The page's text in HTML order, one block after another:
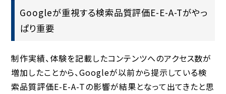
Googleが重視する検索品質評価E-E-A-Tがやっ
ぱり重要
制作実績、体験を記載したコンテンツへのアクセス数が
増加したことから、Googleが以前から提示している検
索品質評価E-E-A-Tの影響が結果となって出てきたと思